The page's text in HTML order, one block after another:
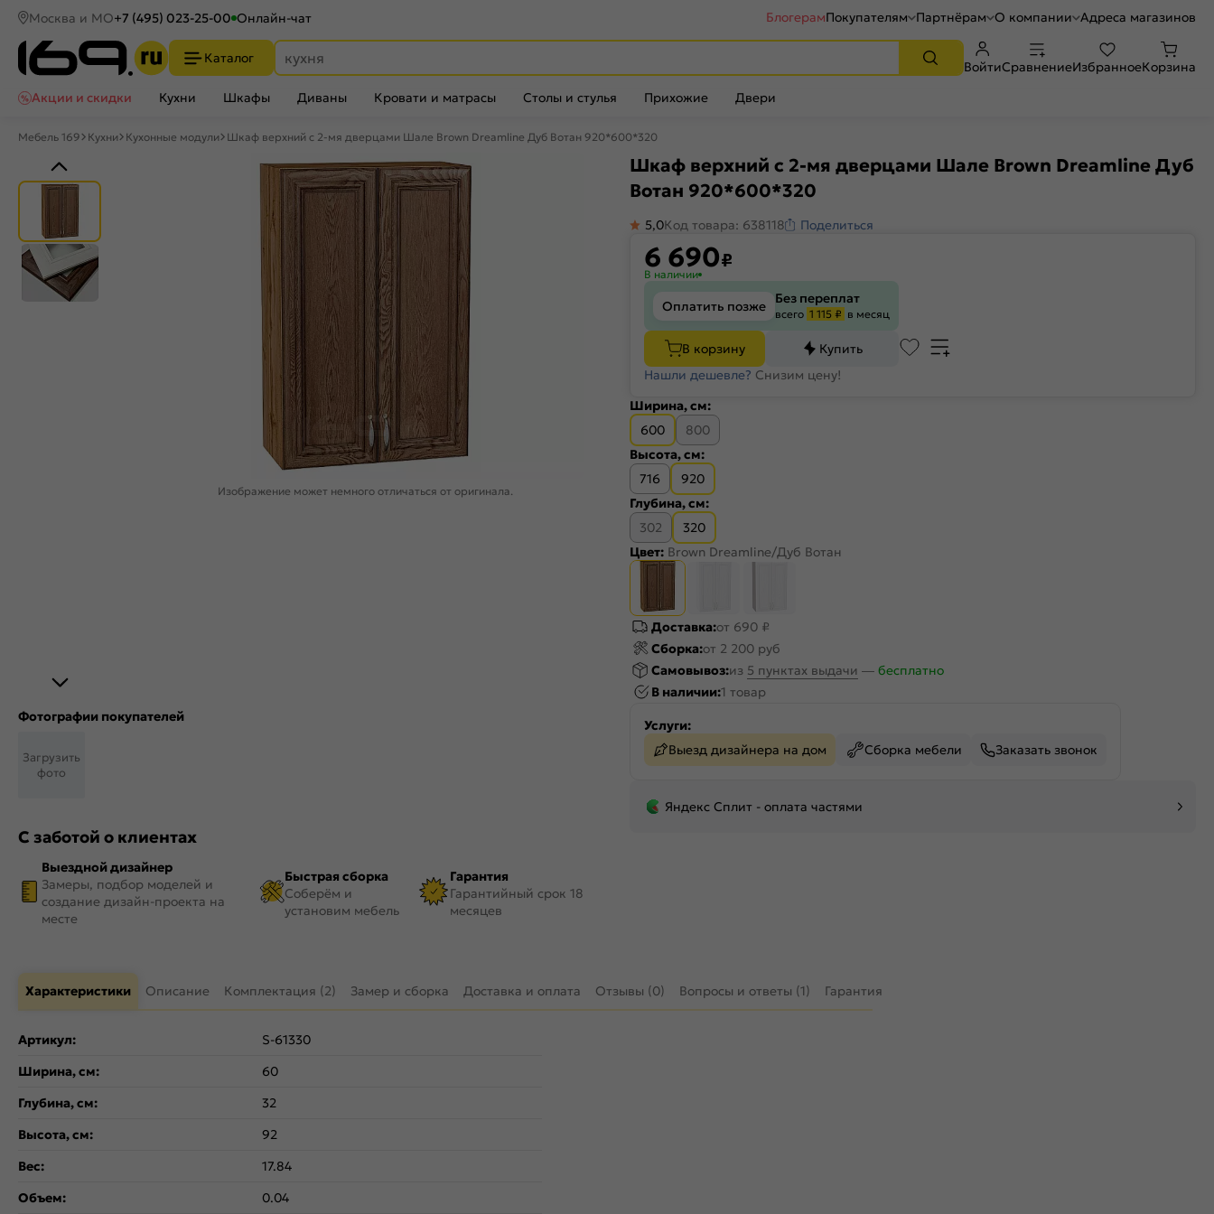
Москва и МО+7 (495) 023-25-00 Онлайн-чат БлогерамПокупателям Партнёрам О компании Адреса магазинов
Каталог
ВойтиСравнениеИзбранноеКорзина
Акции и скидки
Кухни Шкафы Диваны Кровати и матрасы Столы и стулья Прихожие Двери
Мебель 169 Кухни Кухонные модули Шкаф верхний с 2-мя дверцами Шале Brown Dreamline Дуб Вотан 920*600*320
Изображение может немного отличаться от оригинала.
Фотографии покупателей
Загрузить
фото
С заботой о клиентах
Выездной дизайнер
Замеры, подбор моделей и
создание дизайн-проекта на
месте
Быстрая сборка
Соберём и
установим мебель
Гарантия
Гарантийный срок 18
месяцев
Шкаф верхний с 2-мя дверцами Шале Brown Dreamline Дуб
Вотан 920*600*320
5,0Код товара: 638118 Поделиться
6 690₽
В наличии
Оплатить позже Без переплат
всего 1 115 ₽ в месяц
В корзину
Купить
Нашли дешевле? Снизим цену!
Ширина, см:
600
800
Высота, см:
716
920
Глубина, см:
302
320
Цвет: Brown Dreamline/Дуб Вотан
Доставка:от 690 ₽
Сборка:от 2 200 руб
Самовывоз:из 5 пунктах выдачи — бесплатно
В наличии:1 товар
Услуги:
Выезд дизайнера на дом
Сборка мебели Заказать звонок
Яндекс Сплит - оплата частями
Характеристики Описание Комплектация (2) Замер и сборка Доставка и оплата Отзывы (0) Вопросы и ответы (1) Гарантия
Артикул:
S-61330
Ширина, см:
60
Глубина, см:
32
Высота, см:
92
Вес:
17.84
Объем:
0.04